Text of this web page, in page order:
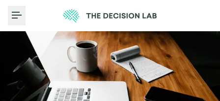
Toggle Menu